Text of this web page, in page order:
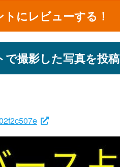
にレビューする！
撮影した写真を投稿